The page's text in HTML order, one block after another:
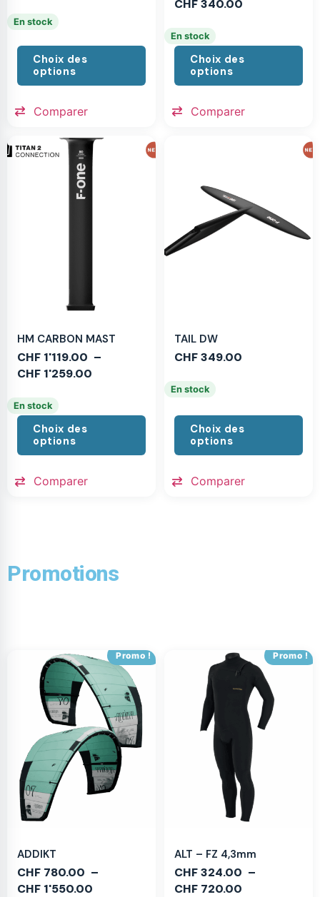
En stock
Choix des
options
Comparer
CHF340.00
En stock
Choix des
options
Comparer
HM CARBON MAST
CHF 1'119.00 –
CHF 1'259.00
En stock
Choix des
options
Comparer
TAIL DW
CHF349.00
En stock
Choix des
options
Comparer
Promotions
Promo !
ADDIKT
CHF 780.00 –
CHF 1'550.00
Promo !
ALT – FZ 4,3mm
CHF324.00 –
CHF 720.00